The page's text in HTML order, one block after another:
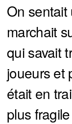
On
marchait
qui savait
joueurs et
était en
plus